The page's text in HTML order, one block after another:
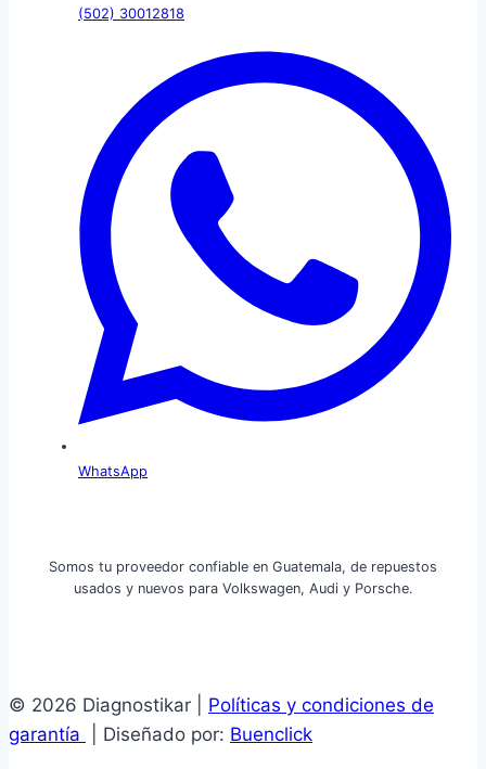
(502) 30012818
WhatsApp
Somos tu proveedor confiable en Guatemala, de repuestos
usados y nuevos para Volkswagen, Audi y Porsche.
© 2026 Diagnostikar | Políticas y condiciones de
garantía
| Diseñado por: Buenclick